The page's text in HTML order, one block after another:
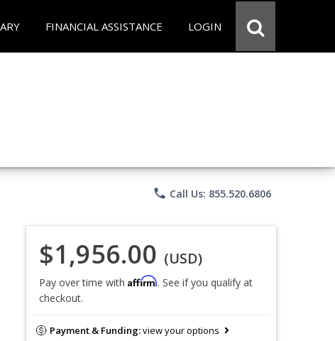
FINANCIAL ASSISTANCE LOGIN
phone Call Us: 855.520.6806
$1,956.00 (USD)
Pay over time with Affirm. See if you qualify at
checkout.
Payment & Funding:view your options